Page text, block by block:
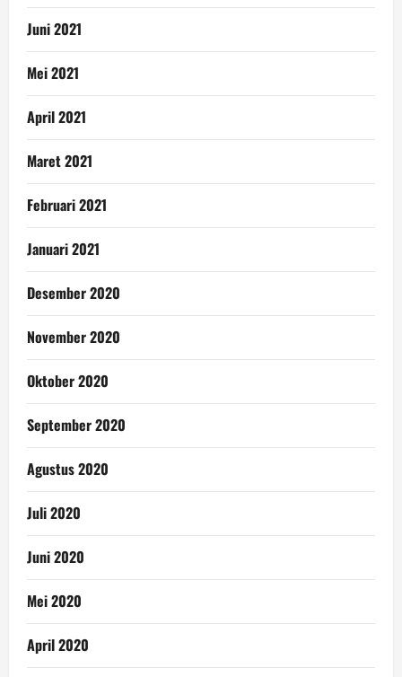
Juni 2021
Mei 2021
April 2021
Maret 2021
Februari 2021
Januari 2021
Desember 2020
November 2020
Oktober 2020
September 2020
Agustus 2020
Juli 2020
Juni 2020
Mei 2020
April 2020